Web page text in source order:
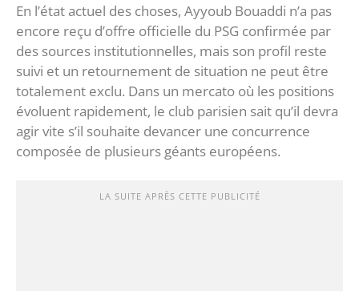
En l’état actuel des choses, Ayyoub Bouaddi n’a pas
encore reçu d’offre officielle du PSG confirmée par
des sources institutionnelles, mais son profil reste
suivi et un retournement de situation ne peut être
totalement exclu. Dans un mercato où les positions
évoluent rapidement, le club parisien sait qu’il devra
agir vite s’il souhaite devancer une concurrence
composée de plusieurs géants européens.
LA SUITE APRÈS CETTE PUBLICITÉ